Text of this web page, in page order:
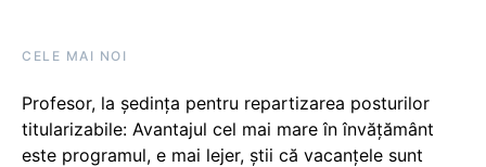
CELE MAI NOI
Profesor, la ședința pentru repartizarea posturilor
titularizabile: Avantajul cel mai mare în învățământ
este programul, e mai lejer, știi că vacanțele sunt